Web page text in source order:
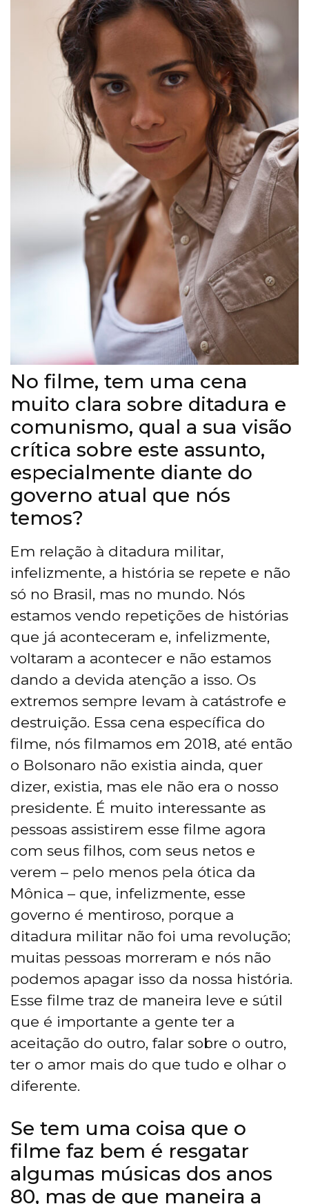
No filme, tem uma cena
muito clara sobre ditadura e
comunismo, qual a sua visão
crítica sobre este assunto,
especialmente diante do
governo atual que nós
temos?
Em relação à ditadura militar,
infelizmente, a história se repete e não
só no Brasil, mas no mundo. Nós
estamos vendo repetições de histórias
que já aconteceram e, infelizmente,
voltaram a acontecer e não estamos
dando a devida atenção a isso. Os
extremos sempre levam à catástrofe e
destruição. Essa cena específica do
filme, nós filmamos em 2018, até então
o Bolsonaro não existia ainda, quer
dizer, existia, mas ele não era o nosso
presidente. É muito interessante as
pessoas assistirem esse filme agora
com seus filhos, com seus netos e
verem – pelo menos pela ótica da
Mônica – que, infelizmente, esse
governo é mentiroso, porque a
ditadura militar não foi uma revolução;
muitas pessoas morreram e nós não
podemos apagar isso da nossa história.
Esse filme traz de maneira leve e sútil
que é importante a gente ter a
aceitação do outro, falar sobre o outro,
ter o amor mais do que tudo e olhar o
diferente.
Se tem uma coisa que o
filme faz bem é resgatar
algumas músicas dos anos
80, mas de que maneira a